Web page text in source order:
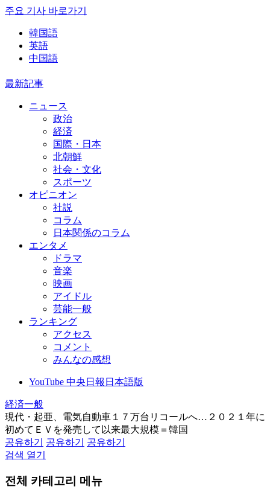
주요 기사 바로가기
韓国語
英語
中国語
最新記事
ニュース
政治
経済
国際・日本
北朝鮮
社会・文化
スポーツ
オピニオン
社説
コラム
日本関係のコラム
エンタメ
ドラマ
音楽
映画
アイドル
芸能一般
ランキング
アクセス
コメント
みんなの感想
YouTube 中央日報日本語版
経済一般
現代・起亜、電気自動車１７万台リコールへ…２０２１年に
初めてＥＶを発売して以来最大規模＝韓国
공유하기
공유하기
공유하기
검색 열기
전체 카테고리 메뉴